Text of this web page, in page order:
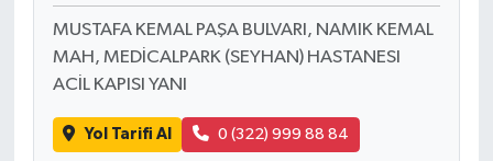
MUSTAFA KEMAL PAŞA BULVARI, NAMIK KEMAL
MAH, MEDİCALPARK (SEYHAN) HASTANESI
ACİL KAPISI YANI
Yol Tarifi Al 0 (322) 999 88 84